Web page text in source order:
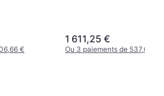
€
1 611,25 €
Ou 3 paiements de 537,08 €